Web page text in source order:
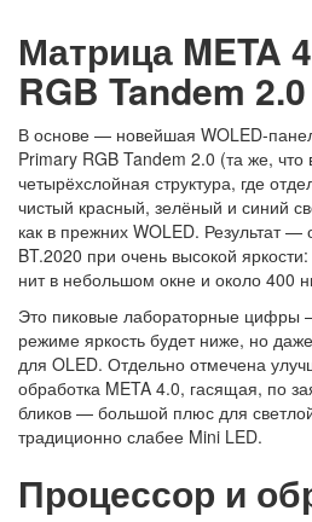
Матрица META
RGB Tandem 2.0
В основе — новейшая WOLED-
Primary RGB Tandem 2.0 (та же,
четырёхслойная структура, где
чистый красный, зелёный и синий
как в прежних WOLED. Результат
BT.2020 при очень высокой
нит в небольшом окне и около 400
Это пиковые лабораторные цифры
режиме яркость будет ниже, но
для OLED. Отдельно отмечена
обработка META 4.0, гасящая, по
бликов — большой плюс для
традиционно слабее Mini LED.
Процессор и